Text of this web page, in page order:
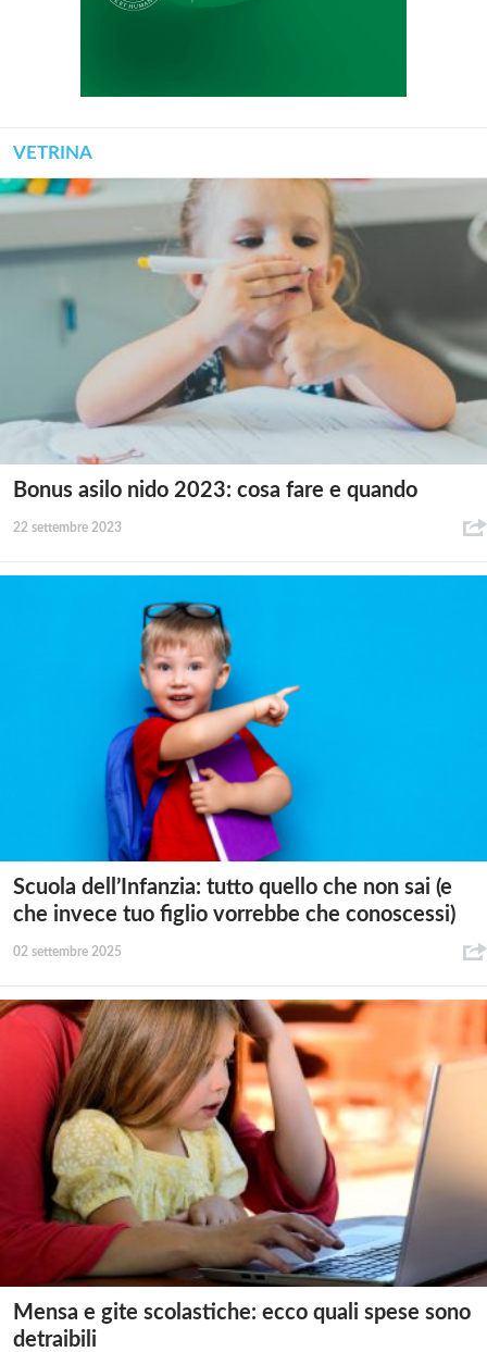
VETRINA
Bonus asilo nido 2023: cosa fare e quando
22 settembre 2023
Scuola dell’Infanzia: tutto quello che non sai (e
che invece tuo figlio vorrebbe che conoscessi)
02 settembre 2025
Mensa e gite scolastiche: ecco quali spese sono
detraibili